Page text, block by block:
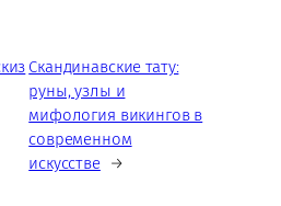
Скандинавские тату:
руны, узлы и
мифология викингов в
современном
искусстве →